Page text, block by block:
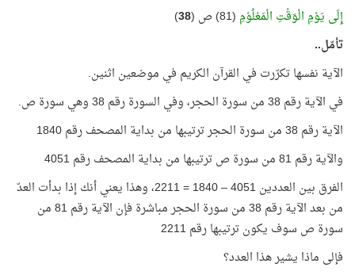
إِلَى يَوْمِ الْوَقْتِ الْمَعْلُوْمِ (81) ص ( 38
)
تأمّل..
الآية نفسها تكرّرت في القرآن الكريم في موضعين اثنين.
في الآية رقم 38 من سورة الحجر، وفي السورة رقم 38 وهي سورة ص.
الآية رقم 38 من سورة الحجر ترتيبها من بداية المصحف رقم 1840
والآية رقم 81 من سورة ص ترتيبها من بداية المصحف رقم 4051
الفرق بين العددين 4051 – 1840 = 2211، وهذا يعني أنك إذا بدأت العدّ
من بعد الآية رقم 38 من سورة الحجر مباشرة فإن الآية رقم 81 من
سورة ص سوف يكون ترتيبها رقم 2211
فإلى ماذا يشير هذا العدد؟